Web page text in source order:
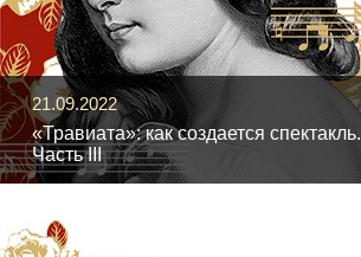
21.09.2022
«Травиата»: как создается спектакль.
Часть III